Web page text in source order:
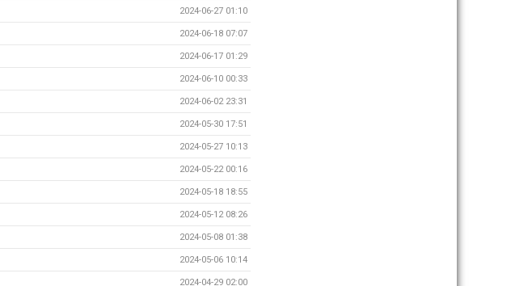
2024-06-27 01:10
2024-06-18 07:07
2024-06-17 01:29
2024-06-10 00:33
2024-06-02 23:31
2024-05-30 17:51
2024-05-27 10:13
2024-05-22 00:16
2024-05-18 18:55
2024-05-12 08:26
2024-05-08 01:38
2024-05-06 10:14
2024-04-29 02:00